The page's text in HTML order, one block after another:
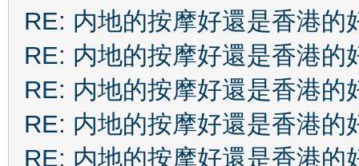
RE: 内地的按摩好還是香港的
RE: 内地的按摩好還是香港的
RE: 内地的按摩好還是香港的
RE: 内地的按摩好還是香港的
RE: 内地的按摩好還是香港的